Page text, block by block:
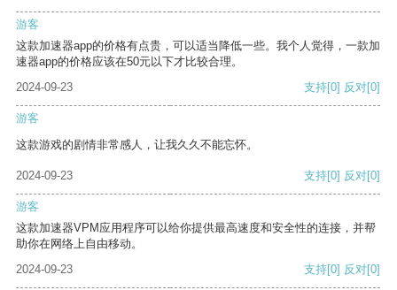
游客
这款加速器app的价格有点贵，可以适当降低一些。我个人觉得，一款加
速器app的价格应该在50元以下才比较合理。
2024-09-23
支持[0] 反对[0]
游客
这款游戏的剧情非常感人，让我久久不能忘怀。
2024-09-23 支持[0] 反对[0]
游客
这款加速器VPM应用程序可以给你提供最高速度和安全性的连接，并帮
助你在网络上自由移动。
2024-09-23
支持[0] 反对[0]